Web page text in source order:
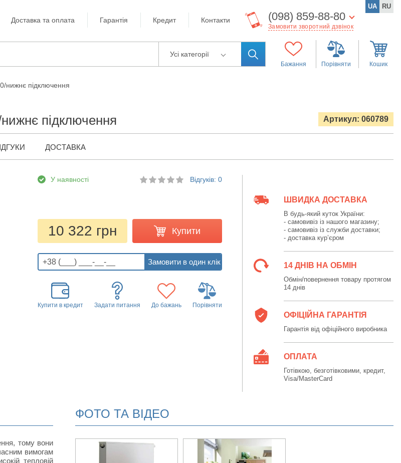
Доставка та оплата Гарантія Кредит Контакти (098) 859-88-80
Замовити зворотний дзвінок
UA RU
Усі категорії
Бажання Порівняти Кошик
нижнє підключення
підключення Артикул: 060789
ДОСТАВКА
У наявності Відгуків: 0
10 322 грн Купити
Купити в кредит Задати питання До бажань Порівняти
ШВИДКА ДОСТАВКА
В будь-який куток України:
- самовивіз із нашого магазину;
- самовивіз із служби доставки;
- доставка кур’єром
14 ДНІВ НА ОБМІН
Обмін/повернення товару протягом
14 днів
ОФІЦІЙНА ГАРАНТІЯ
Гарантія від офіційного виробника
ОПЛАТА
Готівкою, безготівковими, кредит,
Visa/MasterCard
тому вони
вимогам
тепловій
ФОТО ТА ВІДЕО